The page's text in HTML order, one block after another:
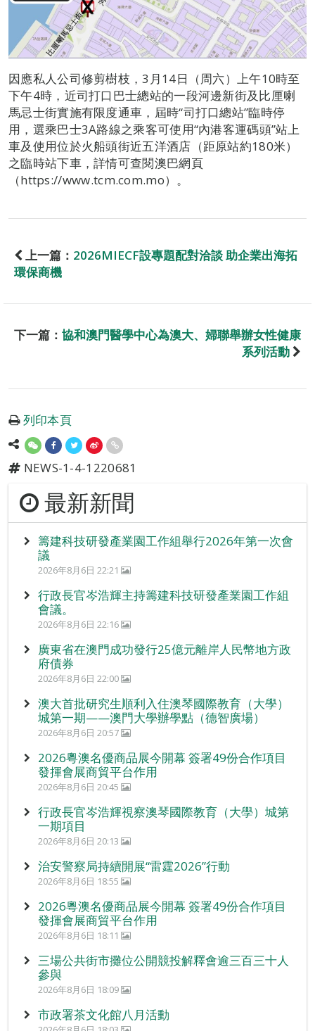
因應私人公司修剪樹枝，3月14日（周六）上午10時至
下午4時，近司打口巴士總站的一段河邊新街及比厘喇
馬忌士街實施有限度通車，屆時“司打口總站”臨時停
用，選乘巴士3A路線之乘客可使用“內港客運碼頭”站上
車及使用位於火船頭街近五洋酒店（距原站約180米）
之臨時站下車，詳情可查閱澳巴網頁
（https://www.tcm.com.mo）。
上一篇： 2026MIECF設專題配對洽談 助企業出海拓
環保商機
下一篇： 協和澳門醫學中心為澳大、婦聯舉辦女性健康
系列活動
列印本頁
NEWS-1-4-1220681
最新新聞
籌建科技研發產業園工作組舉行2026年第一次會
議
2026年8月6日 22:21
行政長官岑浩輝主持籌建科技研發產業園工作組
會議。
2026年8月6日 22:16
廣東省在澳門成功發行25億元離岸人民幣地方政
府債券
2026年8月6日 22:00
澳大首批研究生順利入住澳琴國際教育（大學）
城第一期——澳門大學辦學點（德智廣場）
2026年8月6日 20:57
2026粵澳名優商品展今開幕 簽署49份合作項目
發揮會展商貿平台作用
2026年8月6日 20:45
行政長官岑浩輝視察澳琴國際教育（大學）城第
一期項目
2026年8月6日 20:13
治安警察局持續開展“雷霆2026”行動
2026年8月6日 18:55
2026粵澳名優商品展今開幕 簽署49份合作項目
發揮會展商貿平台作用
2026年8月6日 18:11
三場公共街市攤位公開競投解釋會逾三百三十人
參與
2026年8月6日 18:09
市政署茶文化館八月活動